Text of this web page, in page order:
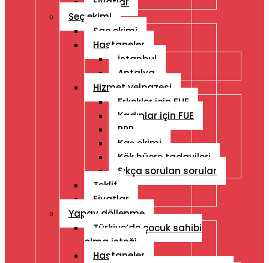
Seç ekimi
Saç ekimi
Hastaneler
İstanbul
Antalya
Hizmet yelpazesi
Erkekler için FUE
Kadınlar için FUE
PRP
Kaş ekimi
Kök hücre tadavileri
Sıkça sorulan sorular
Teklif
Fiyatlar
Yapay döllenme
Türkiye’de çocuk sahibi
olma isteği
Hastaneler